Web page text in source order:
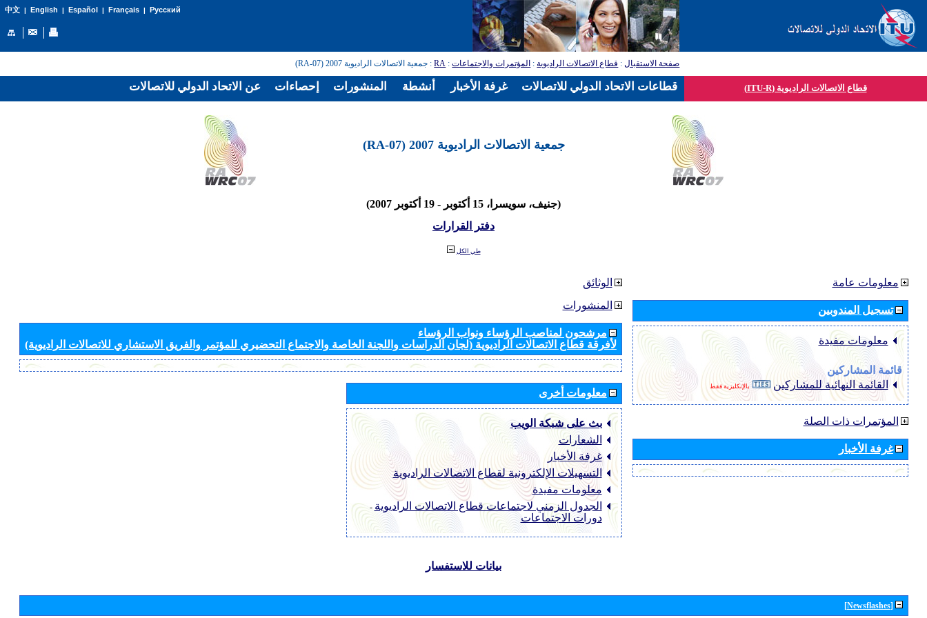
中文| English | Español | Français| Русский
صفحة الاستقبال: قطاع الاتصالات الراديوية: المؤتمرات والاجتماعات:
RA: جمعية الاتصالات الراديوية 2007 (RA-07)
قطاع الاتصالات الراديوية (ITU-R)
جمعية الاتصالات الراديوية 2007 (RA-07)
(جنيف، سويسرا، 15 أكتوبر - 19 أكتوبر 2007)
دفتر القرارات
طي الكل
الوثائق
المنشورات
مرشحون لمناصب الرؤساء ونواب الرؤساء
لأفرقة قطاع الاتصالات الراديوية (لجان الدراسات واللجنة الخاصة والاجتماع التحضيري للمؤتمر والفريق الاستشاري للاتصالات الراديوية)
معلومات أخرى
بث على شبكة الويب
الشعارات
غرفة الأخبار
التسهيلات الإلكترونية لقطاع الاتصالات الراديوية
معلومات مفيدة
الجدول الزمني لاجتماعات قطاع الاتصالات الراديوية -
دورات الاجتماعات
معلومات عامة
تسجيل المندوبين
معلومات مفيدة
قائمة المشاركين
القائمة النهائية للمشاركين
بالإنكليزية فقط
المؤتمرات ذات الصلة
غرفة الأخبار
بيانات للاستفسار
[Newsflashes]
عن الاتحاد الدولي للاتصالات إحصاءات المنشورات أنشطة غرفة الأخبار قطاعات الاتحاد الدولي للاتصالات